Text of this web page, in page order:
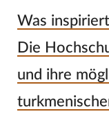
Was
Die
und ihre